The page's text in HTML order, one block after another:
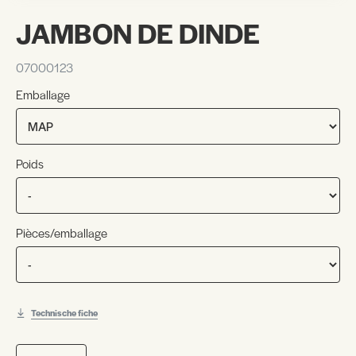
JAMBON DE DINDE
07000123
Emballage
Poids
Pièces/emballage
Technische fiche